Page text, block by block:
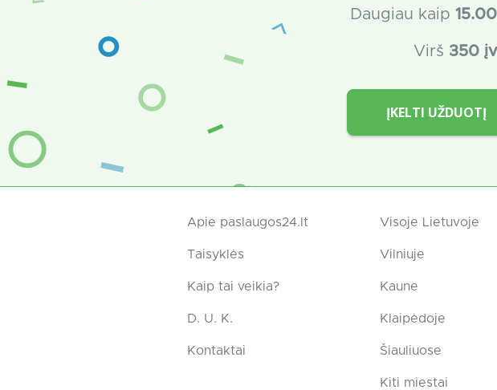
Daugiau kaip 15
Virš 350
ĮKELTI UŽDUOTĮ
Apie paslaugos24.lt
Taisyklės
Kaip tai veikia?
D. U. K.
Kontaktai
Visoje Lietuvoje
Vilniuje
Kaune
Klaipėdoje
Šiauliuose
Kiti miestai